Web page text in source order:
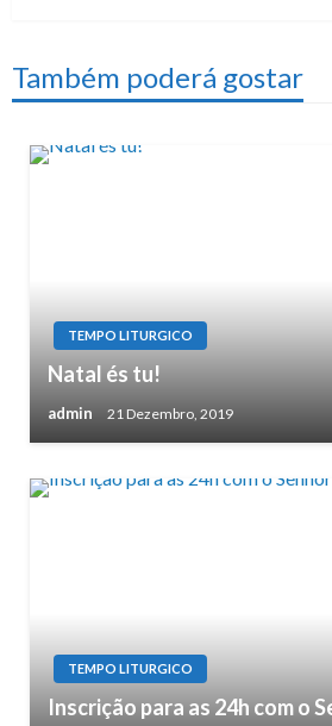
Também poderá gostar
TEMPO LITURGICO
Natal és tu!
admin 21 Dezembro, 2019
TEMPO LITURGICO
Inscrição para as 24h com o